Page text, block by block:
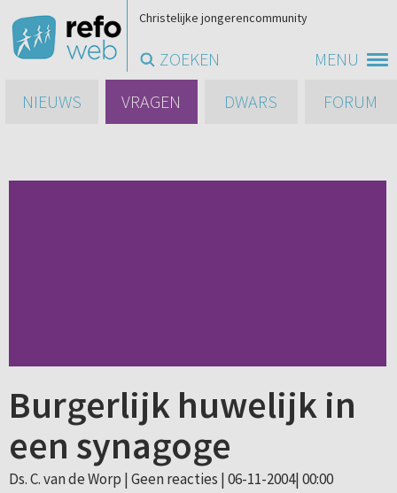
MENU
Christelijke jongerencommunity
ZOEKEN
NIEUWS
VRAGEN DWARS FORUM
Burgerlijk huwelijk in
een synagoge
Ds. C. van de Worp | Geen reacties | 06-11-2004| 00:00